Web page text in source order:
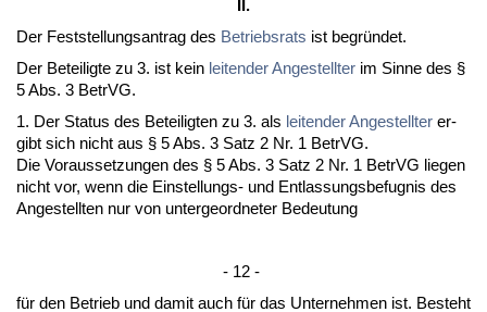
II.
Der Fest­stel­lungs­an­trag des Be­triebs­rats ist be­gründet.
Der Be­tei­lig­te zu 3. ist kein lei­ten­der An­ge­stell­ter im Sin­ne des §
5 Abs. 3 Be­trVG.
1. Der Sta­tus des Be­tei­lig­ten zu 3. als lei­ten­der An­ge­stell­ter er­
gibt sich nicht aus § 5 Abs. 3 Satz 2 Nr. 1 Be­trVG.
Die Vor­aus­set­zun­gen des § 5 Abs. 3 Satz 2 Nr. 1 Be­trVG lie­gen
nicht vor, wenn die Ein­stel­lungs- und Ent­las­sungs­be­fug­nis des
An­ge­stell­ten nur von un­ter­ge­ord­ne­ter Be­deu­tung
- 12 -
für den Be­trieb und da­mit auch für das Un­ter­neh­men ist. Be­steht